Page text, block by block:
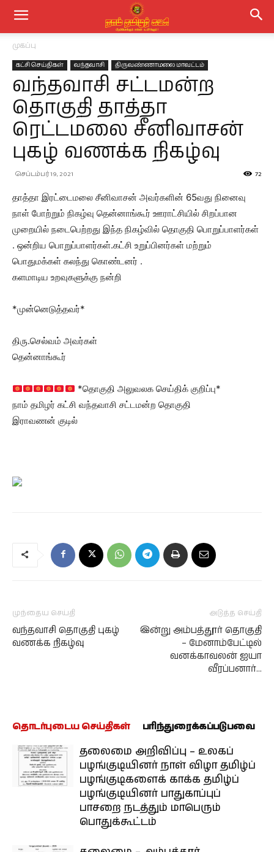
முகப்பு
கட்சி செய்திகள் வந்தவாசி திருவண்ணாமலை மாவட்டம்
வந்தவாசி சட்டமன்ற
தொகுதி தாத்தா
ரெட்டமலை சீனிவாசன்
புகழ் வணக்க நிகழ்வு
செப்டம்பர் 19, 2021 72
தாத்தா இரட்டைமலை சீனிவாசன் அவர்களின் 65வது நினைவு
நாள் போற்றும் நிகழ்வு தென்னாங்கூர் ஊராட்சியில் சிறப்பான
முறையில் நடைபெற்றது இந்த நிகழ்வில் தொகுதி பொறுப்பாளர்கள்
. ஒன்றிய பொறுப்பாளர்கள்.கட்சி உறுப்பினர்கள் மற்றும்
பொதுமக்கள் கலந்து கொண்டனர் .
களமாடிய உறவுகளுக்கு நன்றி
*முன்னெடுத்தவர்*
திரு.செல்வம் அவர்கள்
தென்னாங்கூர்
*தொகுதி அலுவலக செய்திக் குறிப்பு*
நாம் தமிழர் கட்சி வந்தவாசி சட்டமன்ற தொகுதி
இராவணன் குடில்
முந்தைய செய்தி
வந்தவாசி தொகுதி புகழ்
வணக்க நிகழ்வு
அடுத்த செய்தி
இன்று அம்பத்தூர் தொகுதி
– மேனாம்பேட்டில்
வனக்காவலன் ஐயா
வீரப்பனார்…
தொடர்புடைய செய்திகள் பரிந்துரைக்கப்படுபவை
தலைமை அறிவிப்பு – உலகப்
பழங்குடியினர் நாள் விழா தமிழ்ப்
பழங்குடிகளைக் காக்க தமிழ்ப்
பழங்குடியினர் பாதுகாப்புப்
பாசறை நடத்தும் மாபெரும்
பொதுக்கூட்டம்